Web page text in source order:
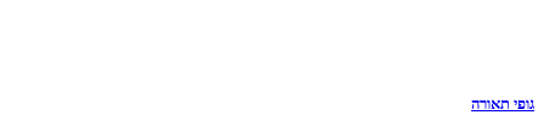
גופי תאורה